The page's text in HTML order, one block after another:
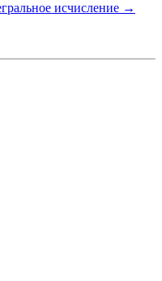
исчисление →